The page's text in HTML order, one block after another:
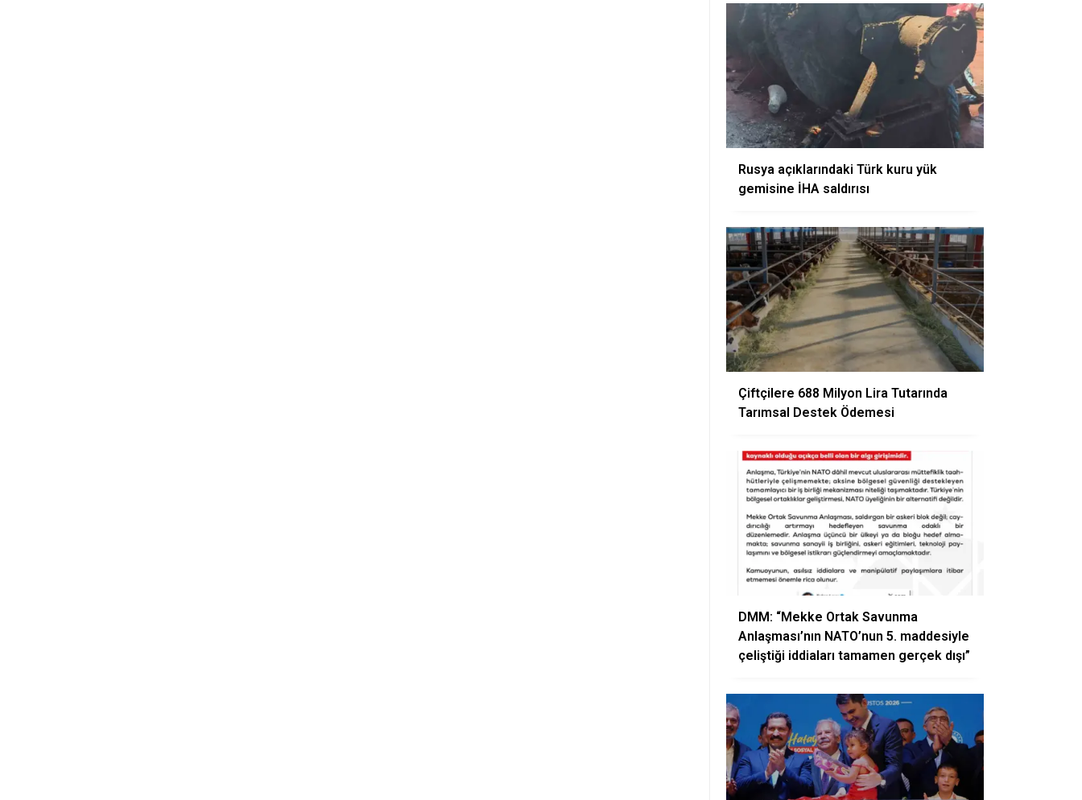
Rusya açıklarındaki Türk kuru yük
gemisine İHA saldırısı
Çiftçilere 688 Milyon Lira Tutarında
Tarımsal Destek Ödemesi
DMM: “Mekke Ortak Savunma
Anlaşması’nın NATO’nun 5. maddesiyle
çeliştiği iddiaları tamamen gerçek dışı”